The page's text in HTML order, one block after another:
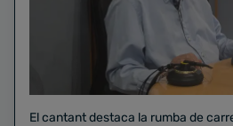
El cantant destaca la rumba de